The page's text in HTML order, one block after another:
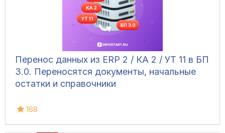
Перенос данных из ERP 2 / КА 2 / УТ 11 в БП
3.0. Переносятся документы, начальные
остатки и справочники
168